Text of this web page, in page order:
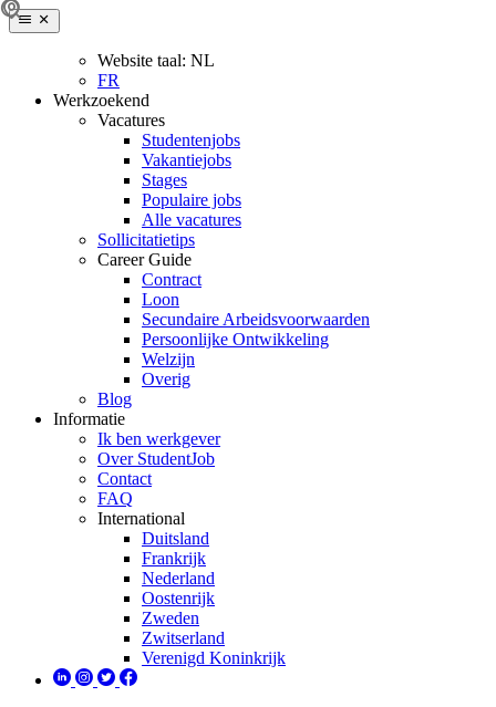
Website taal: NL
FR
Werkzoekend
Vacatures
Studentenjobs
Vakantiejobs
Stages
Populaire jobs
Alle vacatures
Sollicitatietips
Career Guide
Contract
Loon
Secundaire Arbeidsvoorwaarden
Persoonlijke Ontwikkeling
Welzijn
Overig
Blog
Informatie
Ik ben werkgever
Over StudentJob
Contact
FAQ
International
Duitsland
Frankrijk
Nederland
Oostenrijk
Zweden
Zwitserland
Verenigd Koninkrijk